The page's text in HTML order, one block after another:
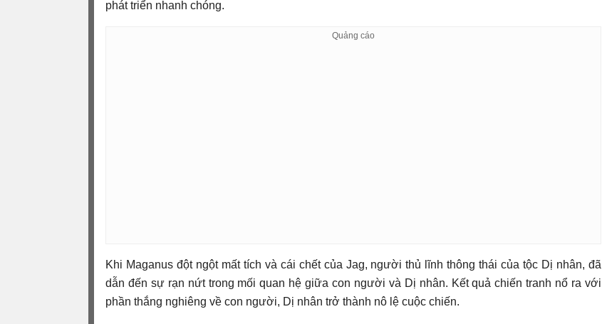
phát triển nhanh chóng.
Khi Maganus đột ngột mất tích và cái chết của Jag, người thủ lĩnh thông thái của tộc Dị nhân, đã
dẫn đến sự rạn nứt trong mối quan hệ giữa con người và Dị nhân. Kết quả chiến tranh nổ ra với
phần thắng nghiêng về con người, Dị nhân trở thành nô lệ cuộc chiến.